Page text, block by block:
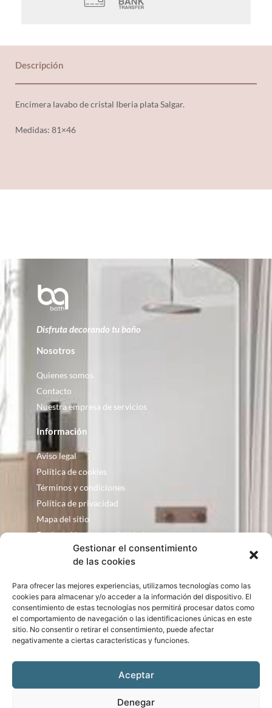
Gestionar el consentimiento
de las cookies
Para ofrecer las mejores experiencias, utilizamos tecnologías como las
cookies para almacenar y/o acceder a la información del dispositivo. El
consentimiento de estas tecnologías nos permitirá procesar datos como
el comportamiento de navegación o las identificaciones únicas en este
sitio. No consentir o retirar el consentimiento, puede afectar
negativamente a ciertas características y funciones.
Aceptar
Denegar
Descripción
Encimera lavabo de cristal Iberia plata Salgar.
Medidas: 81×46
Disfruta decorando tu baño
Nosotros
Quienes somos
Contacto
Nuestra empresa de servicios
Información
Aviso legal
Política de cookies
Términos y condiciones
Política de privacidad
Mapa del sitio
Declaración de accesibilidad
Contacto
Fontanería Baquero
C/ Justo Zoco, 36 Ejea de los Caballeros
Zaragoza – España
consultas@bqbath.es
693 21 32 44